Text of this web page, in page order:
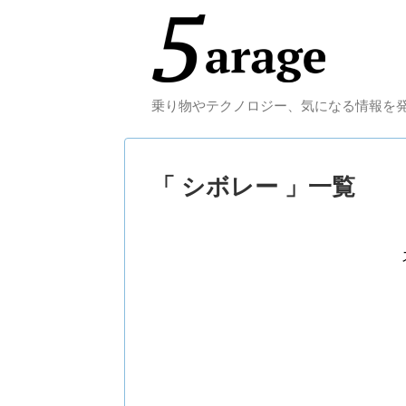
乗り物やテクノロジー、気になる情報を
「 シボレー 」一覧